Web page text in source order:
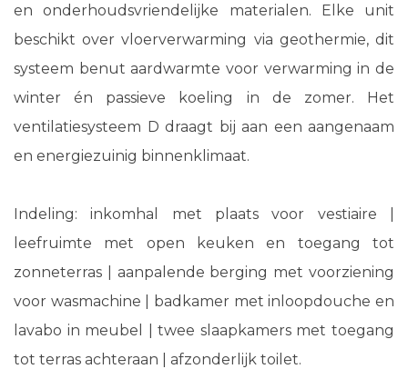
en onderhoudsvriendelijke materialen. Elke unit
beschikt over vloerverwarming via geothermie, dit
systeem benut aardwarmte voor verwarming in de
winter én passieve koeling in de zomer. Het
ventilatiesysteem D draagt bij aan een aangenaam
en energiezuinig binnenklimaat.
Indeling: inkomhal met plaats voor vestiaire |
leefruimte met open keuken en toegang tot
zonneterras | aanpalende berging met voorziening
voor wasmachine | badkamer met inloopdouche en
lavabo in meubel | twee slaapkamers met toegang
tot terras achteraan | afzonderlijk toilet.